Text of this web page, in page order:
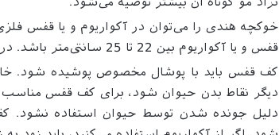
نژاد مو کوتاه آن بیشتر توصیه می‌شود.
خوکچه هندی را می‌توان در آکواریوم و یا قفس
قفس و یا آکواریوم بین 22 تا 25 سانتی‌متر باشد. در این صورت حیوان نمی‌تواند به بیرون بپرد.
کف قفس باید با پوشال مخصوص پوشیده شود.
دیگر نقاط بدن حیوان شود، برای کف قفس مناسب
دلیل جونده شدن توسط حیوان استفاده نشود.